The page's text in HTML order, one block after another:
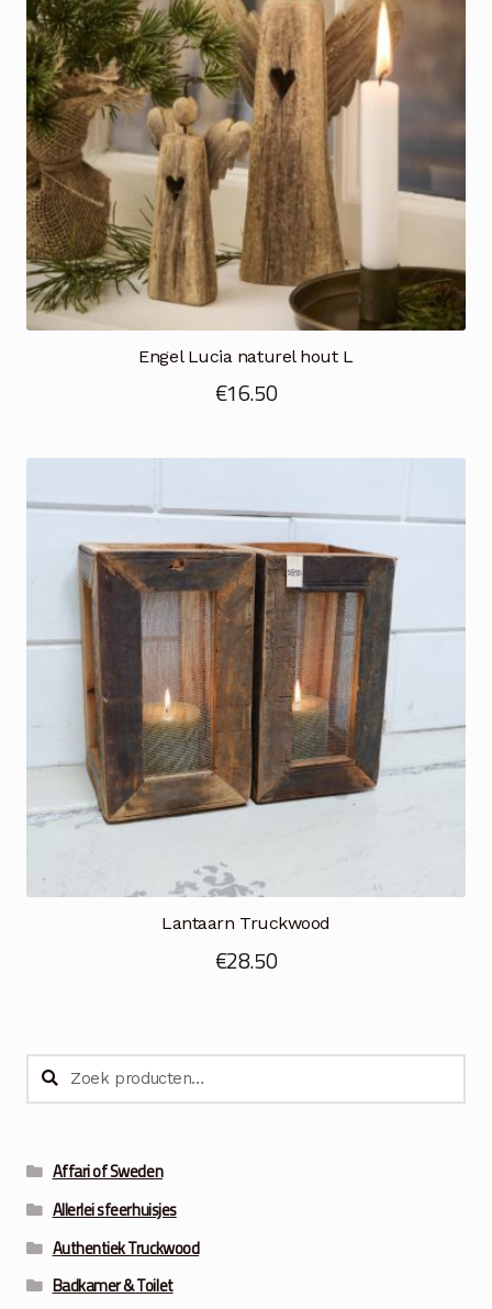
Engel Lucia naturel hout L
€16.50
Lantaarn Truckwood
€28.50
Zoeken
naar:
Zoeken
Affari of Sweden
Allerlei sfeerhuisjes
Authentiek Truckwood
Badkamer & Toilet